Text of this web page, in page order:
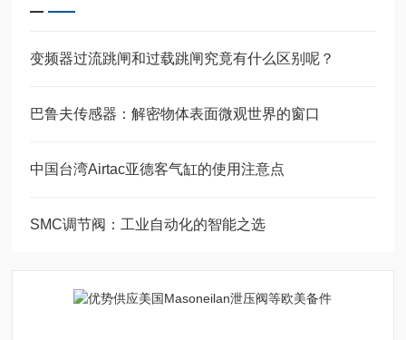
变频器过流跳闸和过载跳闸究竟有什么区别呢？
巴鲁夫传感器：解密物体表面微观世界的窗口
中国台湾Airtac亚德客气缸的使用注意点
SMC调节阀：工业自动化的智能之选